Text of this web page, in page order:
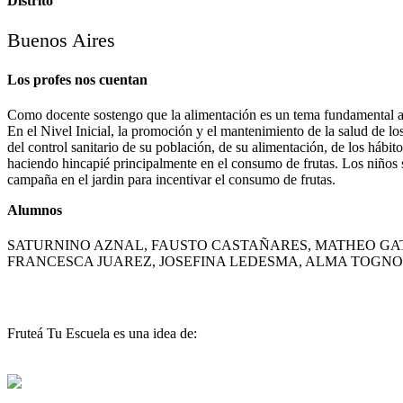
Buenos Aires
Los profes nos cuentan
Como docente sostengo que la alimentación es un tema
En el Nivel Inicial, la promoción y el mantenimiento de la salud de
del control sanitario de su población, de su alimentación, de los
haciendo hincapié principalmente en el consumo de frutas. Los
campaña en el jardin para incentivar el consumo de frutas.
Alumnos
SATURNINO AZNAL, FAUSTO CASTAÑARES, MATHEO
FRANCESCA JUAREZ, JOSEFINA LEDESMA, ALMA
Fruteá Tu Escuela es una idea de: